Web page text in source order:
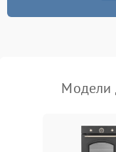
Модели